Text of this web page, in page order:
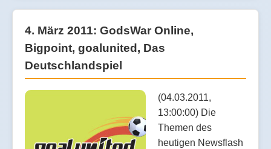
4. März 2011: GodsWar Online,
Bigpoint, goalunited, Das
Deutschlandspiel
(04.03.2011,
13:00:00) Die
Themen des
heutigen Newsflash